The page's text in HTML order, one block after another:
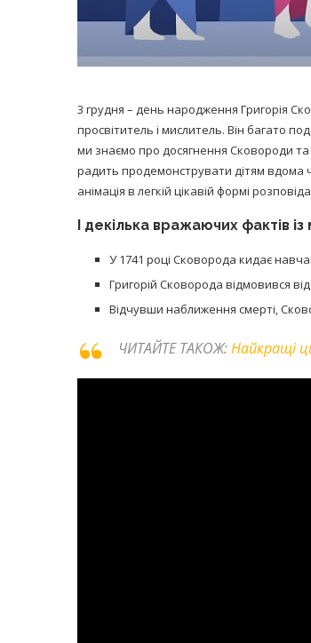
3 грудня – день народження Григорія
просвітитель і мислитель. Він багато
ми знаємо про досягнення Сковороди та
радить продемонструвати дітям вдома
анімація в легкій цікавій формі
І декілька вражаючих фактів
У 1741 році Сковорода кидає
Григорій Сковорода відмовився
Відчувши наближення смерті,
ЧИТАЙТЕ ТАКОЖ:Найкращі